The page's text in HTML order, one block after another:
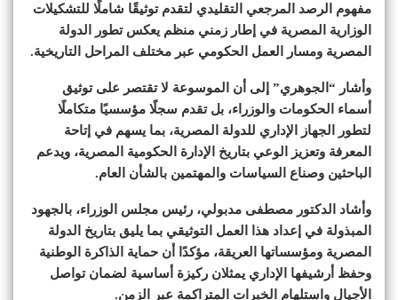
مفهوم الرصد المرجعي التقليدي لتقدم توثيقًا شاملًا للتشكيلات
الوزارية المصرية في إطار زمني منظم يعكس تطور الدولة
المصرية ومسار العمل الحكومي عبر مختلف المراحل التاريخية.
وأشار “الجوهري” إلى أن الموسوعة لا تقتصر على توثيق
أسماء الحكومات والوزراء، بل تقدم سجلًا مؤسسيًا متكاملًا
لتطور الجهاز الإداري للدولة المصرية، بما يسهم في إتاحة
المعرفة وتعزيز الوعي بتاريخ الإدارة الحكومية المصرية، ويدعم
الباحثين وصناع السياسات والمهتمين بالشأن العام.
وأشاد الدكتور مصطفى مدبولي، رئيس مجلس الوزراء، بالجهود
المبذولة في إعداد هذا العمل التوثيقي بما يليق بتاريخ الدولة
المصرية ومؤسساتها العريقة، مؤكدًا أن حماية الذاكرة الوطنية
وحفظ أرشيفها الإداري يمثلان ركيزة أساسية لضمان تواصل
الأجيال واستلهام الخبرات المتراكمة عبر الزمن.